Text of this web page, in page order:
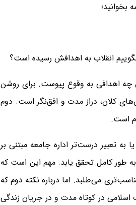
بخوانید؛
بگوییم انقلاب به اهدافش رسیده است؟
چه اهدافی به وقوع پیوست. برای روشن
کلان، دراز مدت و افق‌نگر است. دوم
است.
تعبیر درست‌تر اداره جامعه مبتنی بر
طور کامل تحقق یابد. مهم این است که
می‌طلبد. اما درباره نکته دوم که
اسلامی در کوتاه مدت و در جریان زندگی